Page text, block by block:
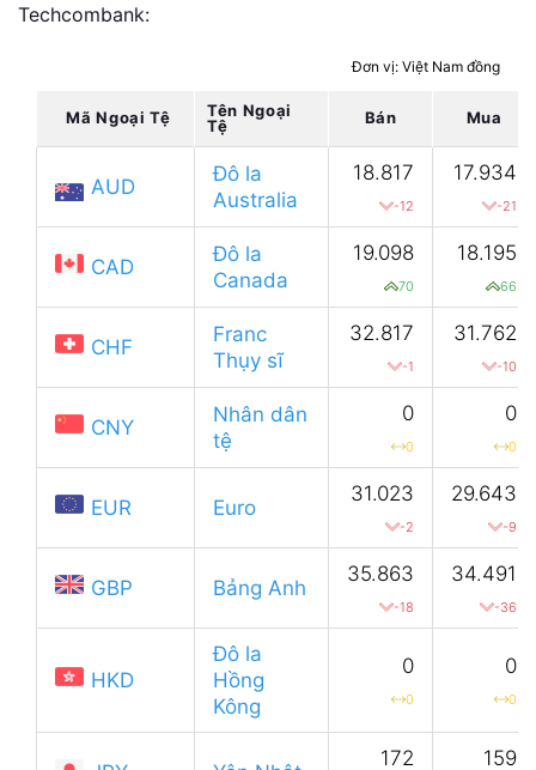
Techcombank:
Đơn vị: Việt Nam đồng
Mã Ngoại Tệ
Tên Ngoại
Tệ
Bán Mua
AUD
Đô la
Australia
18.817
-12
17.934
-21
CAD
Đô la
Canada
19.098
70
18.195
66
CHF
Franc
Thụy sĩ
32.817
-1
31.762
-10
CNY
Nhân dân
tệ
0
0
0
0
EUR Euro
31.023
-2
29.643
-9
GBP Bảng Anh
35.863
-18
34.491
-36
HKD
Đô la
Hồng
Kông
0
0
0
0
172 159